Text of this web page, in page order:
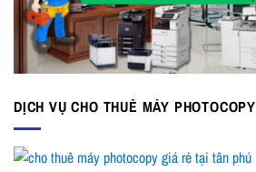
DỊCH VỤ CHO THUÊ MÁY PHOTOCOPY